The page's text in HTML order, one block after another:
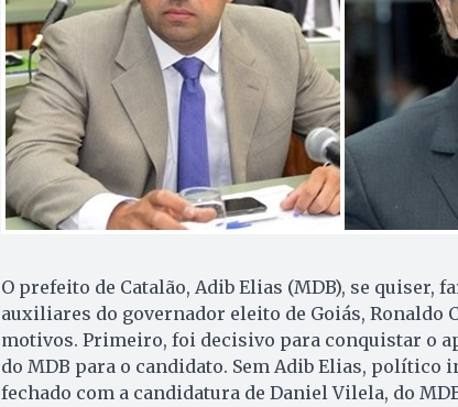
O prefeito de Catalão, Adib Elias (MDB), se quiser,
auxiliares do governador eleito de Goiás, Ronaldo
motivos. Primeiro, foi decisivo para conquistar o
do MDB para o candidato. Sem Adib Elias,
fechado com a candidatura de Daniel Vilela, do